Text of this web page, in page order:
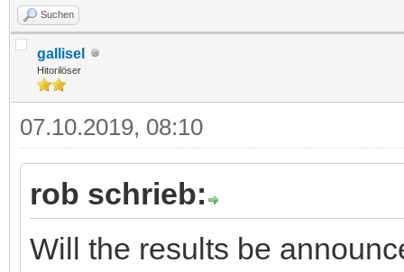
Suchen
gallisel
Hitorilöser
07.10.2019, 08:10
rob schrieb:
Will the results be